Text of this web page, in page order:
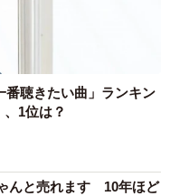
番聴きたい曲」ランキン
1位は？
んと売れます 10年ほど